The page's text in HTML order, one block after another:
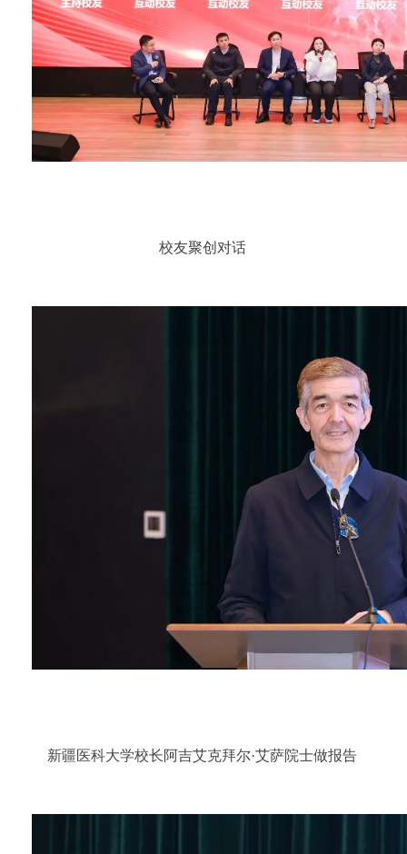
校友聚创对话
新疆医科大学校长阿吉艾克拜尔·艾萨院士做报告